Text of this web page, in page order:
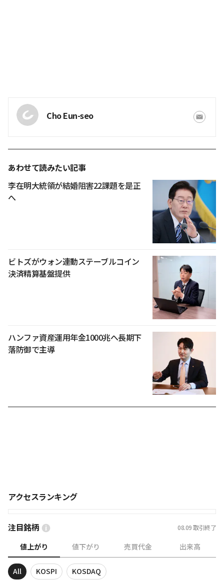
Cho Eun-seo
あわせて読みたい記事
李在明大統領が結婚阻害22課題を是正
へ
ビトズがウォン連動ステーブルコイン
決済精算基盤提供
ハンファ資産運用年金1000兆へ長期下
落防御で主導
アクセスランキング
注目銘柄 08.09 取引終了
値上がり 値下がり 売買代金 出来高
All KOSPI KOSDAQ